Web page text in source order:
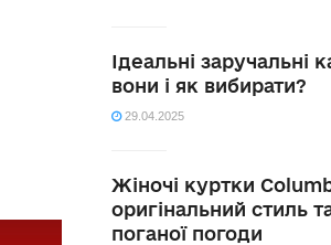
Ідеальні заручальні
вони і як вибирати?
29.04.2025
Жіночі куртки
оригінальний стиль
поганої погоди